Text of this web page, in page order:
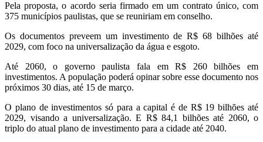
Pela proposta, o acordo seria firmado em um contrato único, com
375 municípios paulistas, que se reuniriam em conselho.
Os documentos preveem um investimento de R$ 68 bilhões até
2029, com foco na universalização da água e esgoto.
Até 2060, o governo paulista fala em R$ 260 bilhões em
investimentos. A população poderá opinar sobre esse documento nos
próximos 30 dias, até 15 de março.
O plano de investimentos só para a capital é de R$ 19 bilhões até
2029, visando a universalização. E R$ 84,1 bilhões até 2060, o
triplo do atual plano de investimento para a cidade até 2040.